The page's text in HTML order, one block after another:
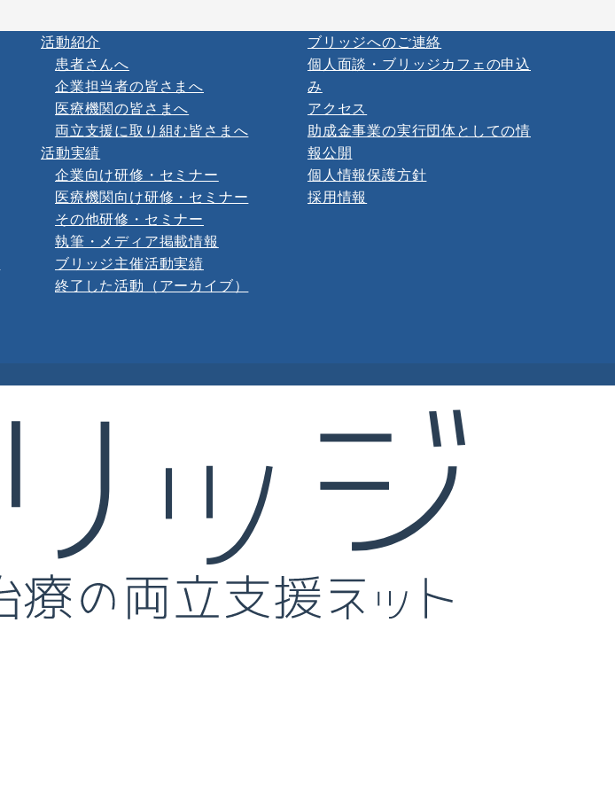
活動紹介
患者さんへ
企業担当者の皆さまへ
医療機関の皆さまへ
両立支援に取り組む皆さまへ
活動実績
企業向け研修・セミナー
医療機関向け研修・セミナー
その他研修・セミナー
執筆・メディア掲載情報
ブリッジ主催活動実績
終了した活動（アーカイブ）
ブリッジへのご連絡
個人面談・ブリッジカフェの申込
み
アクセス
助成金事業の実行団体としての情
報公開
個人情報保護方針
採用情報